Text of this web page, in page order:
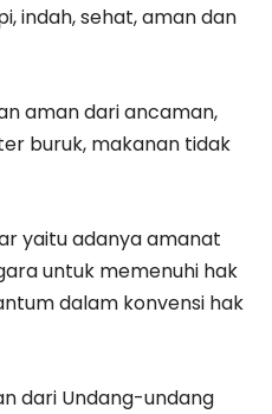
indah, sehat, aman dan
aman dari ancaman,
buruk, makanan tidak
yaitu adanya amanat
untuk memenuhi hak
dalam konvensi hak
dari Undang-undang